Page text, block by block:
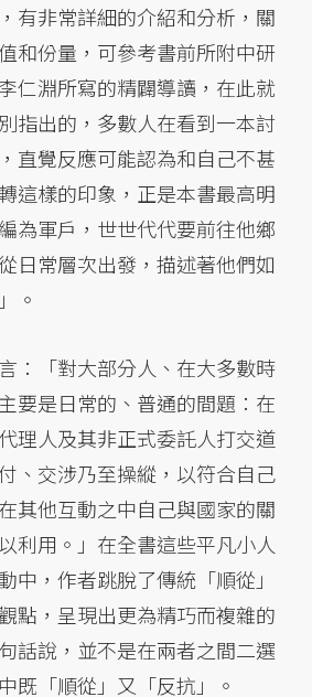
有非常詳細的介紹和分析，關
和份量，可參考書前所附中研
仁淵所寫的精闢導讀，在此就
指出的，多數人在看到一本討
直覺反應可能認為和自己不甚
這樣的印象，正是本書最高明
為軍戶，世世代代要前往他鄉
日常層次出發，描述著他們如
。
：「對大部分人、在大多數時
要是日常的、普通的間題：在
理人及其非正式委託人打交道
、交涉乃至操縱，以符合自己
其他互動之中自己與國家的關
利用。」在全書這些平凡小人
中，作者跳脫了傳統「順從」
點，呈現出更為精巧而複雜的
話說，並不是在兩者之間二選
既「順從」又「反抗」。